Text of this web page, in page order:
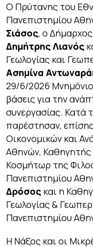
Ο Πρύτανης του
Πανεπιστημίου
Σιάσος, ο
Δημήτρης Λιανός
Γεωλογίας και
Ασημίνα
29/6/2026
βάσεις για την
συνεργασίας. Κατά
παρέστησαν,
Οικονομικών και
Αθηνών, Καθηγητής
Κοσμήτωρ της
Πανεπιστημίου
Δρόσος και η
Γεωλογίας &
Πανεπιστημίου
Η Νάξος και οι